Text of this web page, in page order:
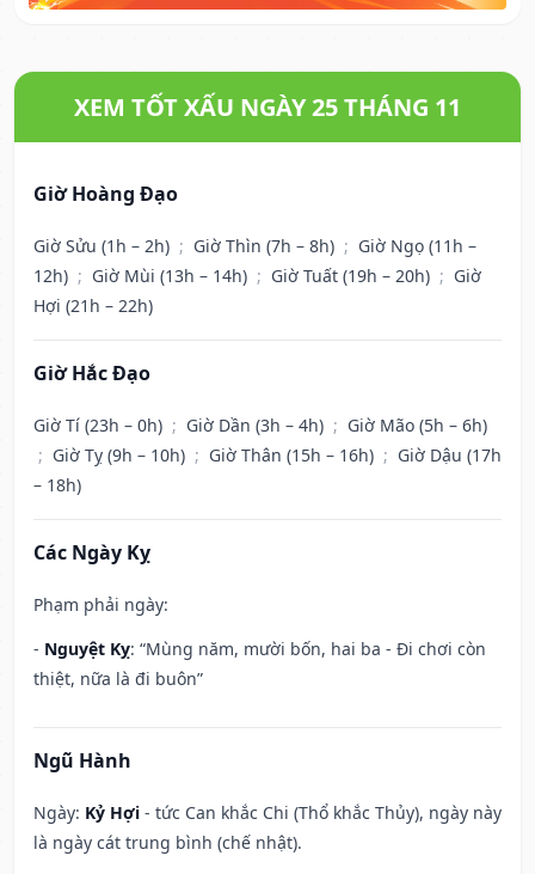
XEM TỐT XẤU NGÀY 25 THÁNG 11
Giờ Hoàng Đạo
Giờ Sửu (1h – 2h) ; Giờ Thìn (7h – 8h) ; Giờ Ngọ (11h –
12h) ; Giờ Mùi (13h – 14h) ; Giờ Tuất (19h – 20h) ; Giờ
Hợi (21h – 22h)
Giờ Hắc Đạo
Giờ Tí (23h – 0h) ; Giờ Dần (3h – 4h) ; Giờ Mão (5h – 6h)
; Giờ Tỵ (9h – 10h) ; Giờ Thân (15h – 16h) ; Giờ Dậu (17h
– 18h)
Các Ngày Kỵ
Phạm phải ngày:
- Nguyệt Kỵ: “Mùng năm, mười bốn, hai ba - Đi chơi còn
thiệt, nữa là đi buôn”
Ngũ Hành
Ngày: Kỷ Hợi - tức Can khắc Chi (Thổ khắc Thủy), ngày này
là ngày cát trung bình (chế nhật).